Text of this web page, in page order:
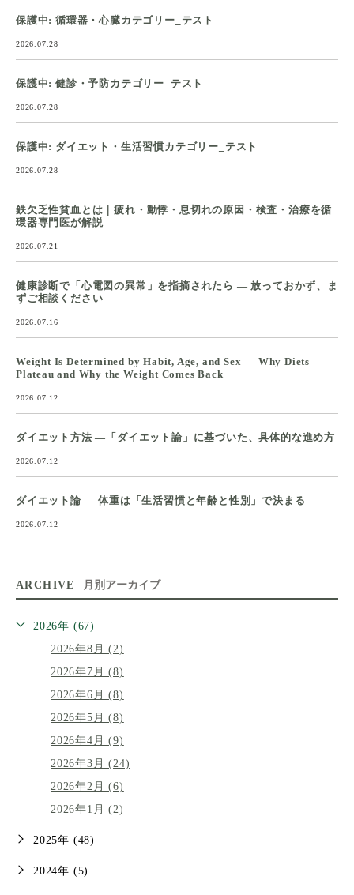
保護中: 循環器・心臓カテゴリー_テスト
2026.07.28
保護中: 健診・予防カテゴリー_テスト
2026.07.28
保護中: ダイエット・生活習慣カテゴリー_テスト
2026.07.28
鉄欠乏性貧血とは｜疲れ・動悸・息切れの原因・検査・治療を循
環器専門医が解説
2026.07.21
健康診断で「心電図の異常」を指摘されたら ― 放っておかず、ま
ずご相談ください
2026.07.16
Weight Is Determined by Habit, Age, and Sex — Why Diets
Plateau and Why the Weight Comes Back
2026.07.12
ダイエット方法 ―「ダイエット論」に基づいた、具体的な進め方
2026.07.12
ダイエット論 ― 体重は「生活習慣と年齢と性別」で決まる
2026.07.12
ARCHIVE 月別アーカイブ
2026年 (67)
2026年8月 (2)
2026年7月 (8)
2026年6月 (8)
2026年5月 (8)
2026年4月 (9)
2026年3月 (24)
2026年2月 (6)
2026年1月 (2)
2025年 (48)
2024年 (5)